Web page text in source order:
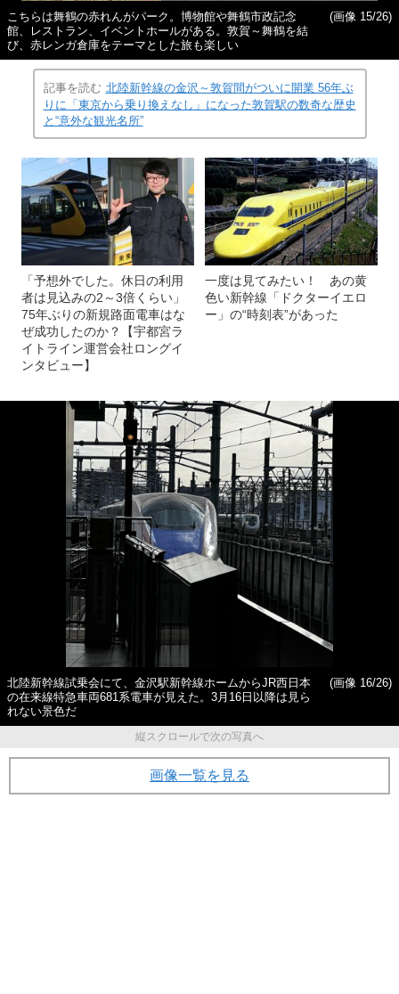
こちらは舞鶴の赤れんがパーク。博物館や舞鶴市政記念
館、レストラン、イベントホールがある。敦賀～舞鶴を結
び、赤レンガ倉庫をテーマとした旅も楽しい
(画像 15/26)
記事を読む 北陸新幹線の金沢～敦賀間がついに開業 56年ぶ
りに「東京から乗り換えなし」になった敦賀駅の数奇な歴史
と“意外な観光名所”
「予想外でした。休日の利用
者は見込みの2～3倍くらい」
75年ぶりの新規路面電車はな
ぜ成功したのか？【宇都宮ラ
イトライン運営会社ロングイ
ンタビュー】
一度は見てみたい！ あの黄
色い新幹線「ドクターイエロ
ー」の“時刻表”があった
北陸新幹線試乗会にて、金沢駅新幹線ホームからJR西日本
の在来線特急車両681系電車が見えた。3月16日以降は見ら
れない景色だ
(画像 16/26)
縦スクロールで次の写真へ
画像一覧を見る